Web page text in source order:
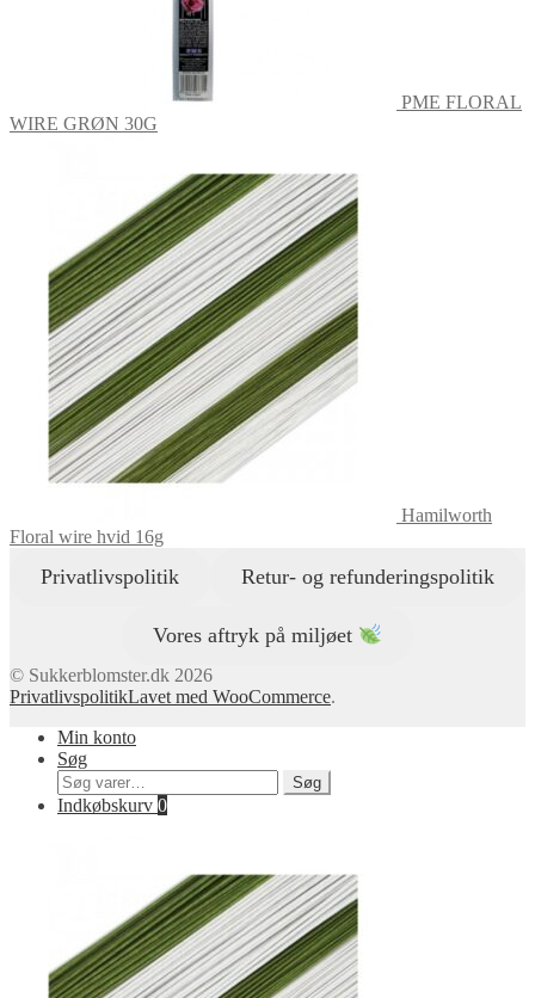
PME FLORAL
WIRE GRØN 30G
Hamilworth
Floral wire hvid 16g
Privatlivspolitik Retur- og refunderingspolitik
Vores aftryk på miljøet
© Sukkerblomster.dk 2026
PrivatlivspolitikLavet med WooCommerce.
Min konto
Søg
Søg
efter:
Søg
Indkøbskurv 0